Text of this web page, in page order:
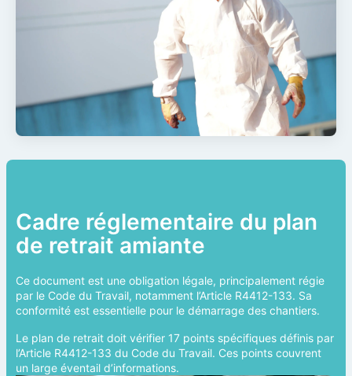
Cadre réglementaire du plan
de retrait amiante
Ce document est une obligation légale, principalement régie
par le Code du Travail, notamment l’Article R4412-133. Sa
conformité est essentielle pour le démarrage des chantiers.
Le plan de retrait doit vérifier 17 points spécifiques définis par
l’Article R4412-133 du Code du Travail. Ces points couvrent
un large éventail d’informations.